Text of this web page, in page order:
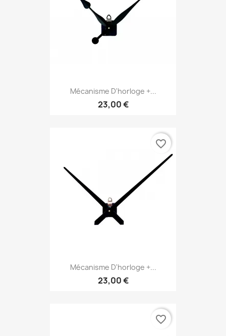
Mécanisme D'horloge +...
23,00 €
Mécanisme D'horloge +...
23,00 €
favorite_border
favorite_border